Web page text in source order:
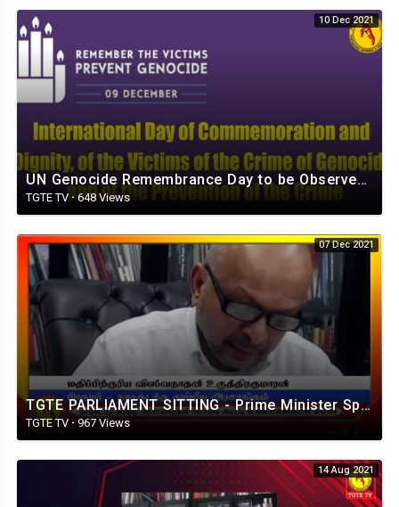
10 Dec 2021
UN Genocide Remembrance Day to be Observed on December 9th in Canada
TGTE TV·648 Views
07 Dec 2021
TGTE PARLIAMENT SITTING - Prime Minister Speech 04.12.2021
TGTE TV · 967 Views
14 Aug 2021